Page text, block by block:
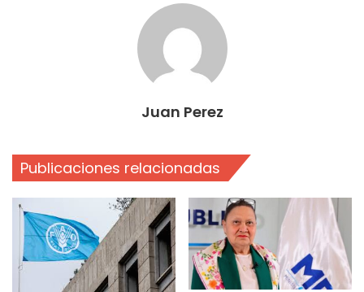
Juan Perez
Publicaciones relacionadas